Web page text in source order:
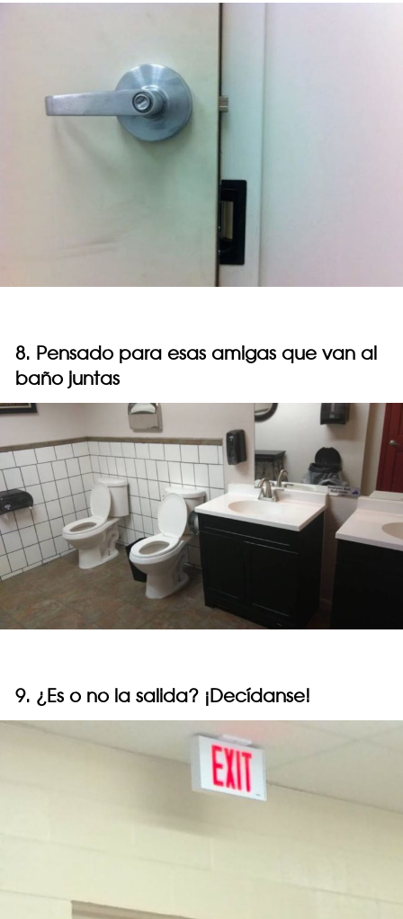
8. Pensado para esas amigas que van al
baño juntas
9. ¿Es o no la salida? ¡Decídanse!